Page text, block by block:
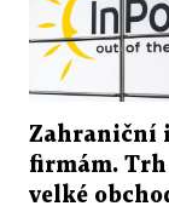
Zahraniční
firmám.
velké